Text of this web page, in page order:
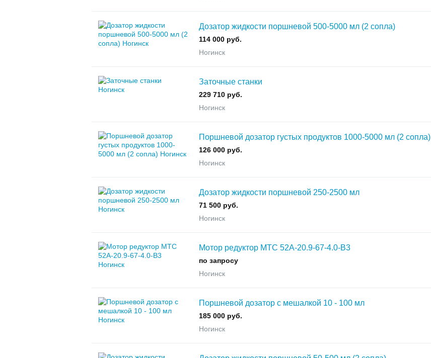
Дозатор жидкости поршневой 500-5000 мл (2 сопла)
114 000 руб.
Ногинск
Заточные станки
229 710 руб.
Ногинск
Поршневой дозатор густых продуктов 1000-5000 мл (2 сопла)
126 000 руб.
Ногинск
Дозатор жидкости поршневой 250-2500 мл
71 500 руб.
Ногинск
Мотор редуктор МТС 52А-20.9-67-4.0-В3
по запросу
Ногинск
Поршневой дозатор с мешалкой 10 - 100 мл
185 000 руб.
Ногинск